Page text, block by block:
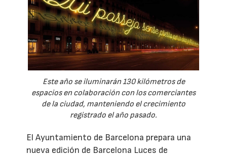
Este año se iluminarán 130 kilómetros de
espacios en colaboración con los comerciantes
de la ciudad, manteniendo el crecimiento
registrado el año pasado.
El Ayuntamiento de Barcelona prepara una
nueva edición de Barcelona Luces de